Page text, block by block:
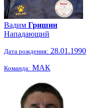
Вадим Гришин
Нападающий
Дата рождения: 28.01.1990
Команда: МАК